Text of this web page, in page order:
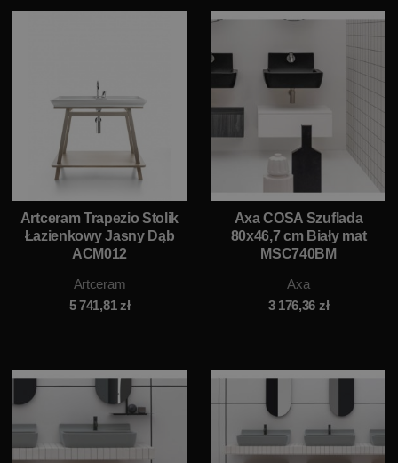
Artceram Trapezio Stolik
Łazienkowy Jasny Dąb
ACM012
Artceram
5 741,81zł
Axa COSA Szuflada
80x46,7 cm Biały mat
MSC740BM
Axa
3 176,36 zł